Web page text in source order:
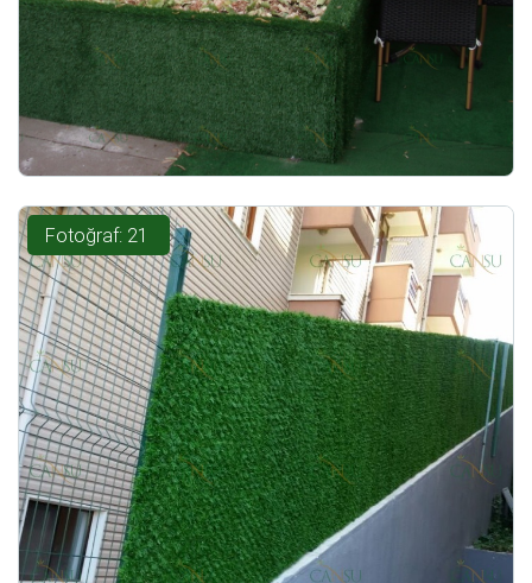
Fotoğraf: 21